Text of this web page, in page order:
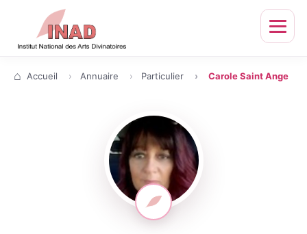
Ouvrir
Accueil Annuaire Particulier Carole Saint Ange